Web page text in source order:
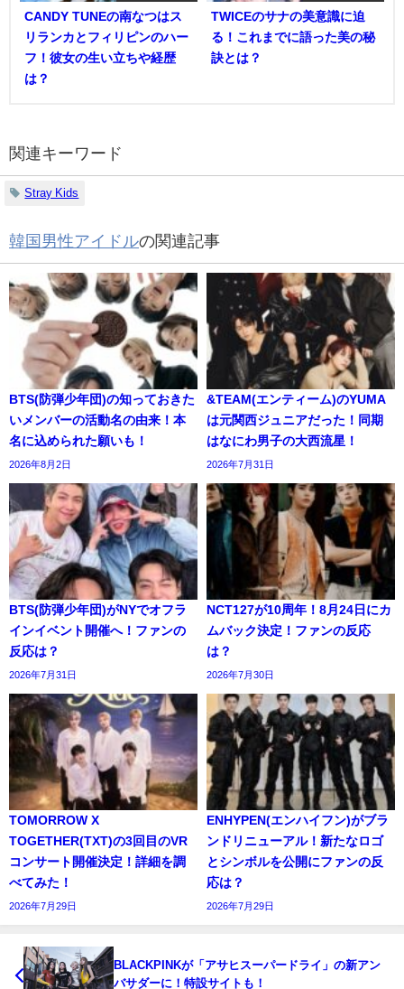
CANDY TUNEの南なつはス
リランカとフィリピンのハー
フ！彼女の生い立ちや経歴
は？
TWICEのサナの美意識に迫
る！これまでに語った美の秘
訣とは？
関連キーワード
Stray Kids
韓国男性アイドルの関連記事
BTS(防弾少年団)の知っておきた
いメンバーの活動名の由来！本
名に込められた願いも！
2026年8月2日
&TEAM(エンティーム)のYUMA
は元関西ジュニアだった！同期
はなにわ男子の大西流星！
2026年7月31日
BTS(防弾少年団)がNYでオフラ
インイベント開催へ！ファンの
反応は？
2026年7月31日
NCT127が10周年！8月24日にカ
ムバック決定！ファンの反応
は？
2026年7月30日
TOMORROW X
TOGETHER(TXT)の3回目のVR
コンサート開催決定！詳細を調
べてみた！
2026年7月29日
ENHYPEN(エンハイフン)がブラ
ンドリニューアル！新たなロゴ
とシンボルを公開にファンの反
応は？
2026年7月29日
BLACKPINKが「アサヒスーパードライ」の新アン
バサダーに！特設サイトも！